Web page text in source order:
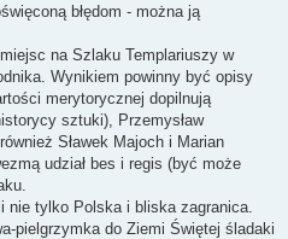
błędom - można ją
na Szlaku Templariuszy w
Wynikiem powinny być opisy
merytorycznej dopilnują
sztuki), Przemysław
Sławek Majoch i Marian
udział bes i regis (być może
tylko Polska i bliska zagranica.
pielgrzymka do Ziemi Świętej śladaki